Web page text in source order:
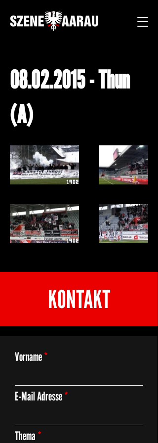
08.02.2015- Thun
(A)
KONTAKT
Vorname
E-Mail Adresse
Thema